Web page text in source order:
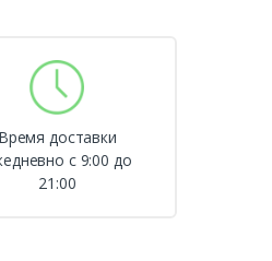
Время доставки
с 9:00 до
21:00